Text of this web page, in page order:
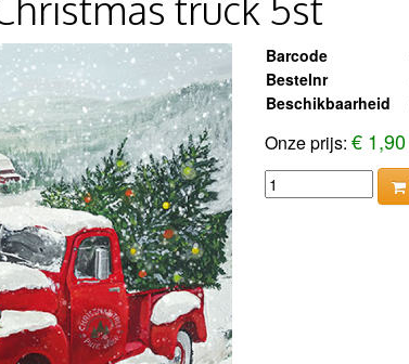
Barcode
Bestelnr
Beschikbaarheid
Onze prijs:€ 1,90